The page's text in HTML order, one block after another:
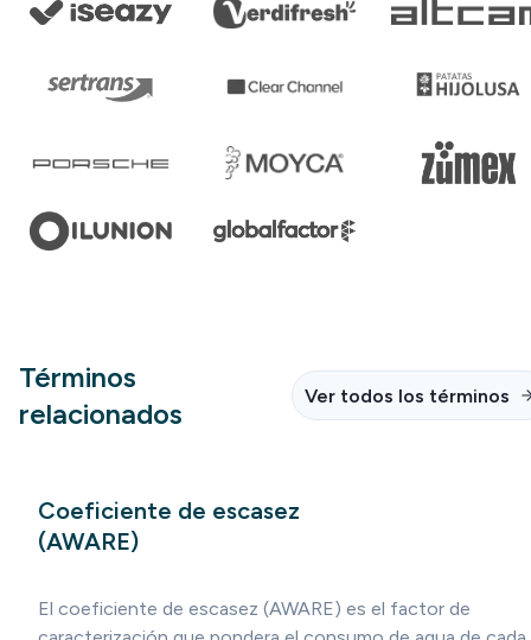
Términos
relacionados
Ver todos los términos
Coeficiente de escasez
(AWARE)
El coeficiente de escasez (AWARE) es el factor de